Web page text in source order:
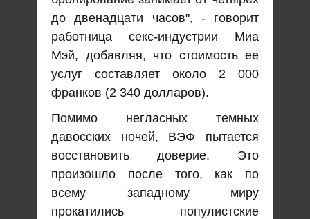
до двенадцати часов", - говорит
работница секс-индустрии Миа
Мэй, добавляя, что стоимость ее
услуг составляет около 2 000
франков (2 340 долларов).
Помимо негласных темных
давосских ночей, ВЭФ пытается
восстановить доверие. Это
произошло после того, как по
всему западному миру
прокатились популистские